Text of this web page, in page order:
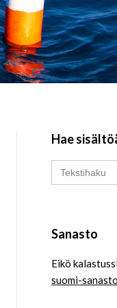
Hae
Search
for:
Sanasto
Eikö
suomi-